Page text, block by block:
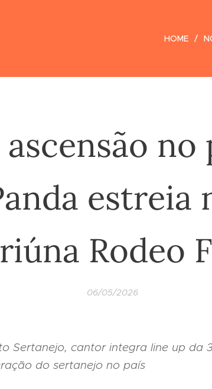
HOME
ascensão no
estreia
Rodeo
06/05/2026
Sertanejo, cantor integra line up da
do sertanejo no país